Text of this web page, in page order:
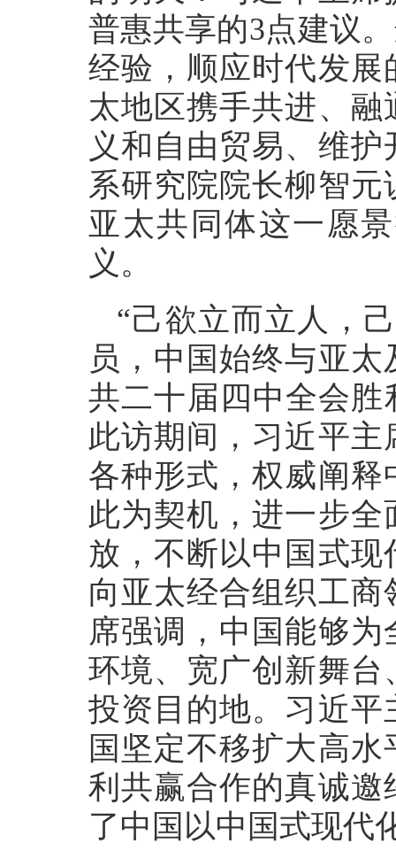
普惠共享的3点建议
经验，顺应时代发
太地区携手共进、
义和自由贸易、维
系研究院院长柳智
亚太共同体这一愿
义。
“己欲立而立人，
员，中国始终与亚
共二十届四中全会胜
此访期间，习近平
各种形式，权威阐
此为契机，进一步
放，不断以中国式
向亚太经合组织工
席强调，中国能够
环境、宽广创新舞
投资目的地。习近
国坚定不移扩大高
利共赢合作的真诚
了中国以中国式现代